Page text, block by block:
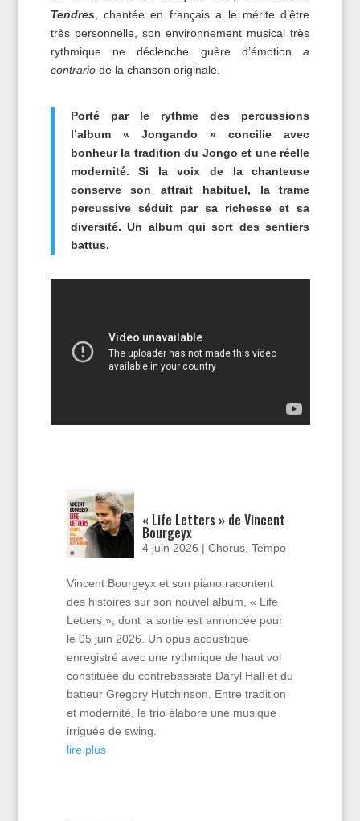
Tendres, chantée en français a le mérite d’être
très personnelle, son environnement musical très
rythmique ne déclenche guère d’émotiona
contrariode la chanson originale.
Porté par le rythme des percussions
l’album « Jongando » concilie avec
bonheur la tradition du Jongo et une réelle
modernité. Si la voix de la chanteuse
conserve son attrait habituel, la trame
percussive séduit par sa richesse et sa
diversité. Un album qui sort des sentiers
battus.
« Life Letters » de Vincent
Bourgeyx
4 juin 2026 |Chorus,Tempo
Vincent Bourgeyx et son piano racontent
des histoires sur son nouvel album, « Life
Letters », dont la sortie est annoncée pour
le 05 juin 2026. Un opus acoustique
enregistré avec une rythmique de haut vol
constituée du contrebassiste Daryl Hall et du
batteur Gregory Hutchinson. Entre tradition
et modernité, le trio élabore une musique
irriguée de swing.
lire plus